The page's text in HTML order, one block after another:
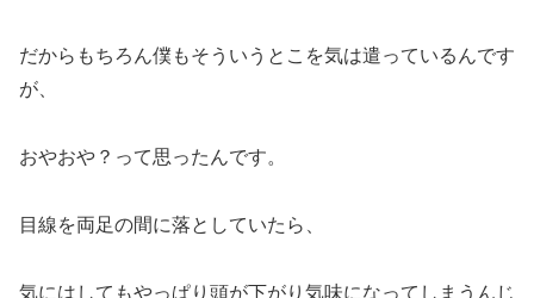
だからもちろん僕もそういうとこを気は遣っているんです
が、
おやおや？って思ったんです。
目線を両足の間に落としていたら、
気にはしてもやっぱり頭が下がり気味になってしまうんじ